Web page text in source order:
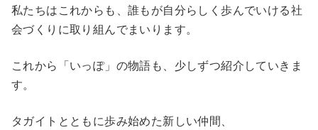
私たちはこれからも、誰もが自分らしく歩んでいける社
会づくりに取り組んでまいります。
これから「いっぽ」の物語も、少しずつ紹介していきま
す。
タガイトとともに歩み始めた新しい仲間、